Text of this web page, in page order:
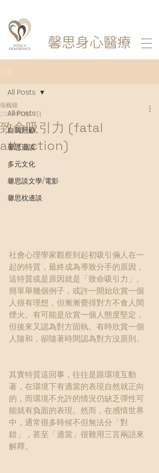
馨思身心醫療
All Posts
自我照顧
馨思漫談
多元文化
馨思談文學/電影
馨思枕邊談
All Posts
致命吸引力 (fatal
attraction)
張巍鐘
2023年11月27日
社會心理學家觀察到起初吸引倆人在一
起的特質，最終成為導致分手的原因，
這特質或是原因就是「致命吸引力」。
簡單舉幾個例子，或許一開始欣賞一個
人很有理想，但漸漸覺得對方不食人間
煙火。有可能是欣賞一個人態度堅定，
但後來又認為對方固執。有時欣賞一個
人隨和，卻隨著時間認為對方沒原則。
其實特質這回事，往往是跟環境互動
著，在環境下有適當的表現自然就正向
的，而環境不允許的情況仍缺乏彈性可
能就有負面的表現。然而，在感情世界
中，通常很多時候不但無法分「對
錯」，甚至「適當」很難用三言兩語來
解釋。